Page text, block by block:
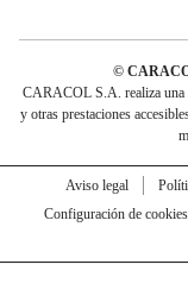
©
CARACOL S.A. realiza una
y otras prestaciones
Aviso legal
Configuración de cookies